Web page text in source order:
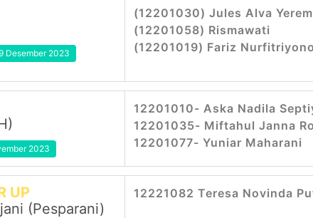
Desember 2023
(12201030) Jules Alva
(12201058) Rismawati
(12201019) Fariz Nurfitriyono
2023
12201010- Aska Nadila
12201035- Miftahul Janna
12201077- Yuniar Maharani
UP
(Pesparani)
12221082 Teresa Novinda